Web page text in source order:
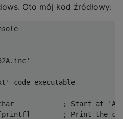
Oto mój kod źródłowy:
code executable
; Start at 'A'
; Print the